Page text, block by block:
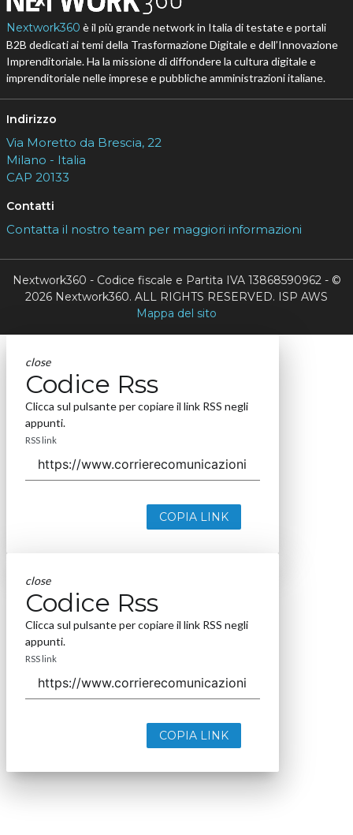
Nextwork360 è il più grande network in Italia di testate e portali
B2B dedicati ai temi della Trasformazione Digitale e dell’Innovazione
Imprenditoriale. Ha la missione di diffondere la cultura digitale e
imprenditoriale nelle imprese e pubbliche amministrazioni italiane.
Indirizzo
Via Moretto da Brescia, 22
Milano - Italia
CAP 20133
Contatti
Contatta il nostro team per maggiori informazioni
Nextwork360 - Codice fiscale e Partita IVA 13868590962 - ©
2026 Nextwork360. ALL RIGHTS RESERVED. ISP AWS
Mappa del sito
close
Codice Rss
Clicca sul pulsante per copiare il link RSS negli
appunti.
RSS link
COPIA LINK
close
Codice Rss
Clicca sul pulsante per copiare il link RSS negli
appunti.
RSS link
COPIA LINK